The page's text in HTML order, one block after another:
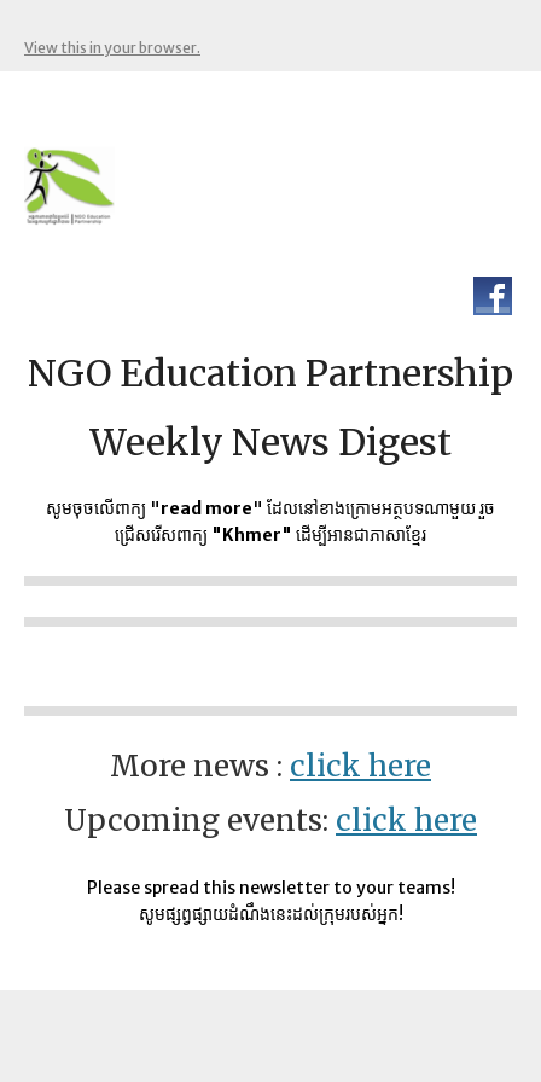
View this in your browser.
NGO Education Partnership
Weekly News Digest
សូមចុចលើពាក្យ "read more" ដែលនៅខាងក្រោមអត្ថបទណាមួយ​ រួច
ជ្រើសរើសពាក្យ "Khmer" ដើម្បីអានជាភាសាខ្មែរ
More news : click here
Upcoming events: click here
Please spread this newsletter to your teams!
សូមផ្សព្វផ្សាយដំណឹងនេះដល់ក្រុមរបស់អ្នក!